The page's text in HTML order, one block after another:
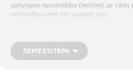
γρήγορου προσχεδίου (σκίτσο), με τάση
απελευθέρωσης της γραφής μας.
ολοκληρώνεται σε μία μέρα. Οι
δηλώσουν συμμετοχή σε ένα από
ΠΕΡΙΣΣΌΤΕΡΑ